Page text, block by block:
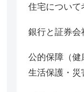
住宅について
銀行と証券会
公的保障（健
生活保護・災